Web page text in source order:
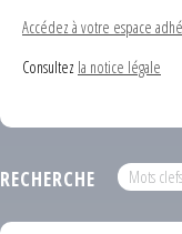
Accédez à votre espace
Consultez la notice légale
RECHERCHE